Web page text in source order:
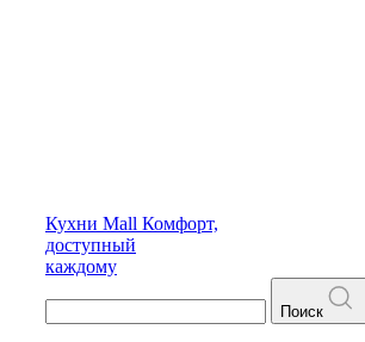
Кухни Mall Комфорт,
доступный
каждому
Поиск